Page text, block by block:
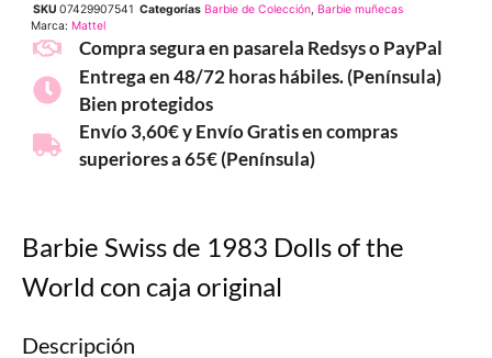
SKU 07429907541 Categorías Barbie de Colección, Barbie muñecas
Marca: Mattel
Compra segura en pasarela Redsys o PayPal
Entrega en 48/72 horas hábiles. (Península)
Bien protegidos
Envío 3,60€ y Envío Gratis en compras
superiores a 65€ (Península)
Barbie Swiss de 1983 Dolls of the
World con caja original
Descripción